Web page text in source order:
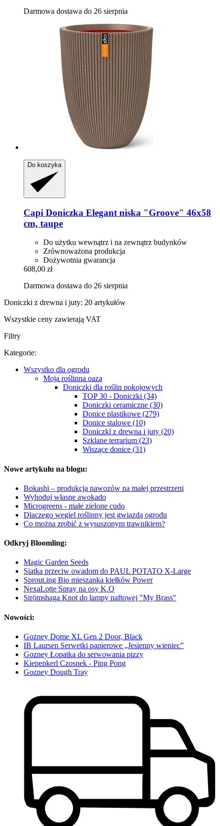
Darmowa dostawa do 26 sierpnia
Do koszyka
Capi Doniczka Elegant niska "Groove" 46x58
cm, taupe
Do użytku wewnątrz i na zewnątrz budynków
Zrównoważona produkcja
Dożywotnia gwarancja
608,00 zł
Darmowa dostawa do 26 sierpnia
Doniczki z drewna i juty: 20 artykułów
Wszystkie ceny zawierają VAT
Filtry
Kategorie:
Wszystko dla ogrodu
Moja roślinna oaza
Doniczki dla roślin pokojowych
TOP 30 - Doniczki (34)
Doniczki ceramiczne (30)
Donice plastikowe (279)
Donice stalowe (10)
Doniczki z drewna i juty (20)
Szklane terrarium (23)
Wiszące donice (31)
Nowe artykułu na blogu:
Bokashi – produkcja nawozów na małej przestrzeni
Wyhoduj własne awokado
Microgreens - małe zielone cudo
Dlaczego węgiel roślinny jest gwiazdą ogrodu
Co można zrobić z wysuszonym trawnikiem?
Odkryj Bloomling:
Magic Garden Seeds
Siatka przeciw owadom do PAUL POTATO X-Large
Sprout.ing Bio mieszanka kiełków Power
NexaLotte Spray na osy K.O
Strömshaga Knot do lampy naftowej "My Brass"
Nowości:
Gozney Dome XL Gen 2 Door, Black
IB Laursen Serwetki papierowe „Jesienny wieniec”
Gozney Łopatka do serwowania pizzy
Kiepenkerl Czosnek - Ping Pong
Gozney Dough Tray